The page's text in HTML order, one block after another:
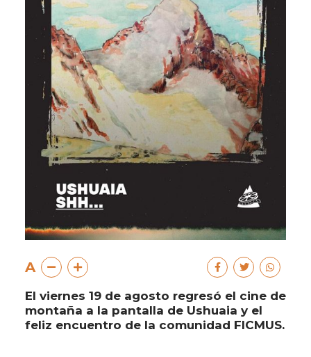
A
El viernes 19 de agosto regresó el cine de
montaña a la pantalla de Ushuaia y el
feliz encuentro de la comunidad FICMUS.